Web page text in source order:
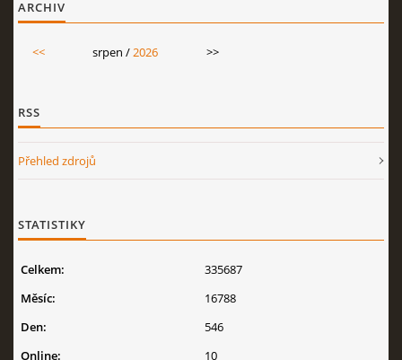
ARCHIV
<< srpen / 2026 >>
RSS
Přehled zdrojů
STATISTIKY
Online: 10
Celkem:
335687
Měsíc:
16788
Den:
546